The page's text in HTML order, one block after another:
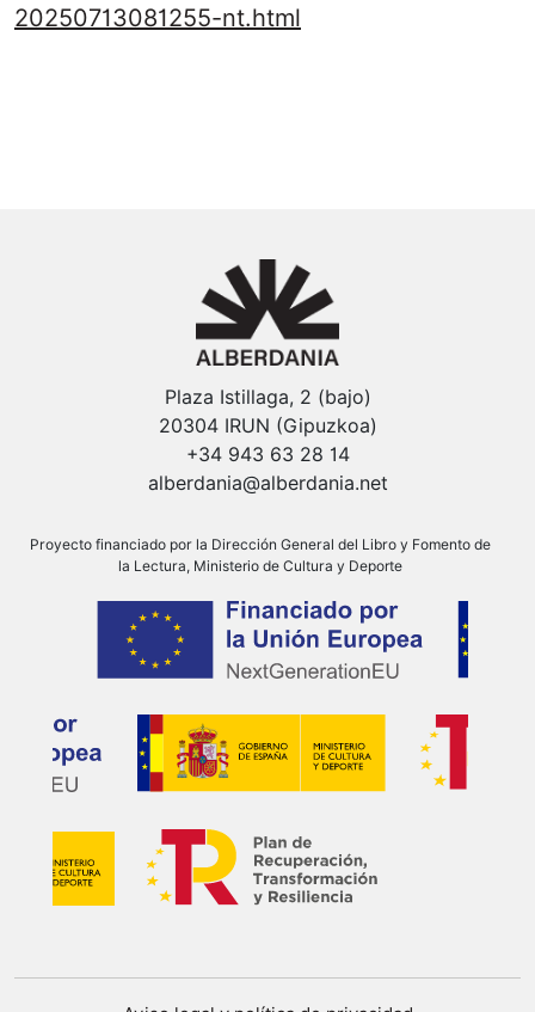
20250713081255-nt.html
Plaza Istillaga, 2 (bajo)
20304 IRUN (Gipuzkoa)
+34 943 63 28 14
alberdania@alberdania.net
Proyecto financiado por la Dirección General del Libro y Fomento de
la Lectura, Ministerio de Cultura y Deporte